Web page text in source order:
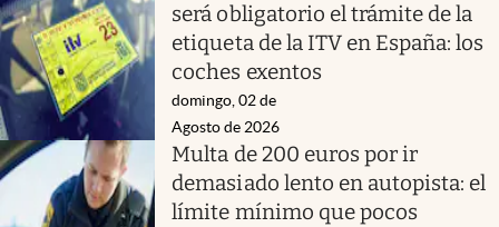
será obligatorio el trámite de la
etiqueta de la ITV en España: los
coches exentos
domingo, 02 de
Agosto de 2026
Multa de 200 euros por ir
demasiado lento en autopista: el
límite mínimo que pocos